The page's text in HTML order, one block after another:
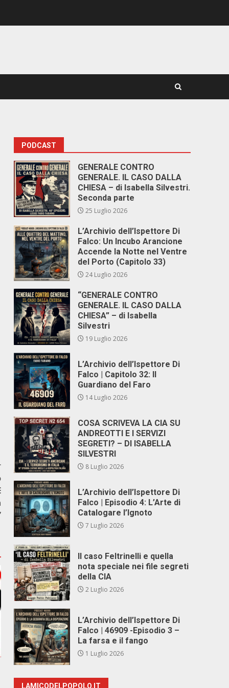
PODCAST
GENERALE CONTRO
GENERALE. IL CASO DALLA
CHIESA – di Isabella Silvestri.
Seconda parte
25 Luglio 2026
L’Archivio dell’Ispettore Di
Falco: Un Incubo Arancione
Accende la Notte nel Ventre
del Porto (Capitolo 33)
24 Luglio 2026
“GENERALE CONTRO
GENERALE. IL CASO DALLA
CHIESA” – di Isabella
Silvestri
19 Luglio 2026
L’Archivio dell’Ispettore Di
Falco | Capitolo 32: Il
Guardiano del Faro
14 Luglio 2026
COSA SCRIVEVA LA CIA SU
ANDREOTTI E I SERVIZI
SEGRETI? – DI ISABELLA
SILVESTRI
8 Luglio 2026
L’Archivio dell’Ispettore Di
Falco | Episodio 4: L’Arte di
Catalogare l’Ignoto
7 Luglio 2026
Il caso Feltrinelli e quella
nota speciale nei file segreti
della CIA
2 Luglio 2026
L’Archivio dell’Ispettore Di
Falco | 46909 -Episodio 3 –
La farsa e il fango
1 Luglio 2026
LAMICODELPOPOLO.IT